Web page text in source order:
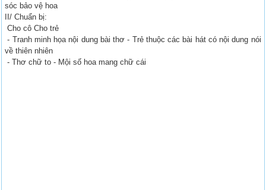
sóc bảo vệ hoa
II/ Chuẩn bị:
Cho cô Cho trẻ
- Tranh minh họa nội dung bài thơ - Trẻ thuộc các bài hát có nội dung nói
về thiên nhiên
- Thơ chữ to - Mội số hoa mang chữ cái